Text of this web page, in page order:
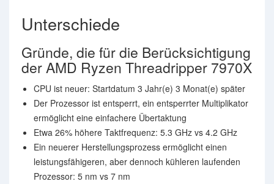
Unterschiede
Gründe, die für die Berücksichtigung
der AMD Ryzen Threadripper 7970X
CPU ist neuer: Startdatum 3 Jahr(e) 3 Monat(e) später
Der Prozessor ist entsperrt, ein entsperrter Multiplikator
ermöglicht eine einfachere Übertaktung
Etwa 26% höhere Taktfrequenz: 5.3 GHz vs 4.2 GHz
Ein neuerer Herstellungsprozess ermöglicht einen
leistungsfähigeren, aber dennoch kühleren laufenden
Prozessor: 5 nm vs 7 nm